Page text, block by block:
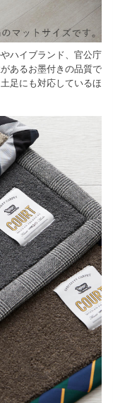
ハイブランド、官公庁
あるお墨付きの品質で
足にも対応しているほ